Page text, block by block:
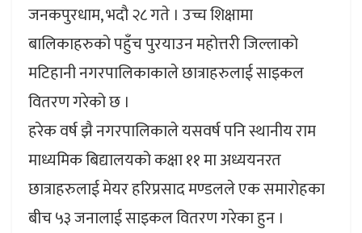
जनकपुरधाम, भदौ २८ गते । उच्च शिक्षामा
बालिकाहरुको पहुँच पुरयाउन महोत्तरी जिल्लाको
मटिहानी नगरपालिकाकाले छात्राहरुलाई साइकल
वितरण गरेको छ ।
हरेक वर्ष झै नगरपालिकाले यसवर्ष पनि स्थानीय राम
माध्यमिक बिद्यालयको कक्षा ११ मा अध्ययनरत
छात्राहरुलाई मेयर हरिप्रसाद मण्डलले एक समारोहका
बीच ५३ जनालाई साइकल वितरण गरेका हुन ।